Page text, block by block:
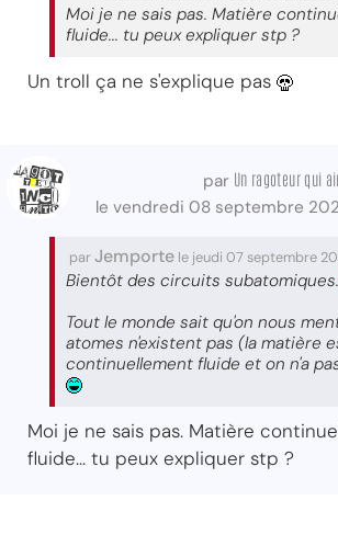
Moi je ne sais pas. Matière
fluide... tu peux expliquer stp ?
Un troll ça ne s'explique pas
par Un ragoteur qui
le vendredi 08 septembre
parJemporte le jeudi 07 septembre
Bientôt des circuits subatomiques.
Tout le monde sait qu'on nous
atomes n'existent pas (la matière
continuellement fluide et on n'a
Moi je ne sais pas. Matière
fluide... tu peux expliquer stp ?